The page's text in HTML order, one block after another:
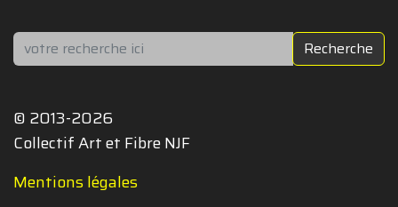
Rechercher Recherche
© 2013-2026
Collectif Art et Fibre NJF
Mentions légales